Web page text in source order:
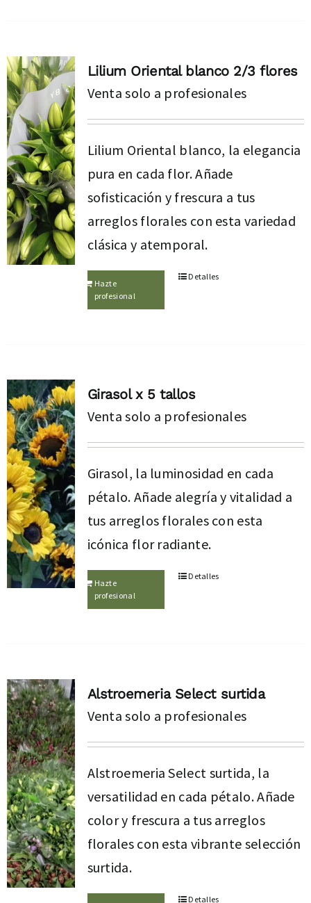
Lilium Oriental blanco 2/3 flores
Venta solo a profesionales
Lilium Oriental blanco, la elegancia
pura en cada flor. Añade
sofisticación y frescura a tus
arreglos florales con esta variedad
clásica y atemporal.
Hazte
profesional
Detalles
Girasol x 5 tallos
Venta solo a profesionales
Girasol, la luminosidad en cada
pétalo. Añade alegría y vitalidad a
tus arreglos florales con esta
icónica flor radiante.
Hazte
profesional
Detalles
Alstroemeria Select surtida
Venta solo a profesionales
Alstroemeria Select surtida, la
versatilidad en cada pétalo. Añade
color y frescura a tus arreglos
florales con esta vibrante selección
surtida.
Detalles